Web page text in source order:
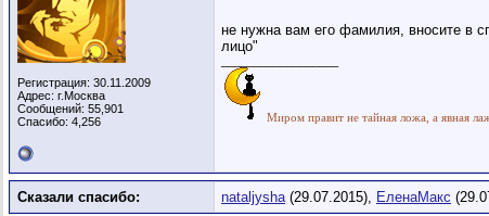
Регистрация: 30.11.2009
Адрес: г.Москва
Сообщений: 55,901
Спасибо: 4,256
не нужна вам его фамилия, вносите в
лицо"
Миром правит не тайная ложа, а явная
Сказали спасибо: nataljysha(29.07.2015), ЕленаМакс